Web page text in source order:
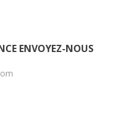
ENVOYEZ-NOUS